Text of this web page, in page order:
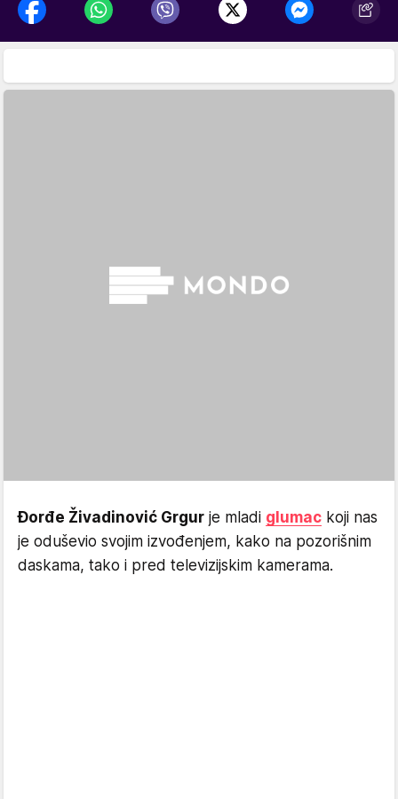
Đorđe Živadinović Grgur je mladi glumac koji nas
je oduševio svojim izvođenjem, kako na pozorišnim
daskama, tako i pred televizijskim kamerama.